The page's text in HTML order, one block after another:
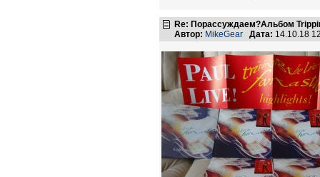
Re: Порассуждаем?Альбом
Автор: MikeGear Дата: 14.10.18